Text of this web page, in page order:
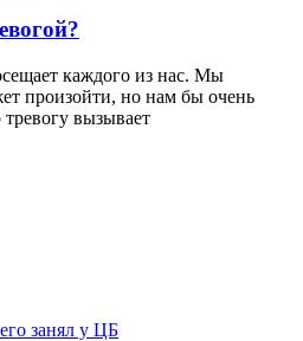
каждого из нас. Мы
произойти, но нам бы очень
тревогу вызывает